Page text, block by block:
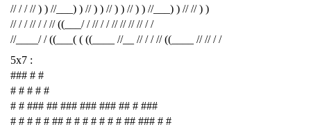
// / / // ) ) //___) ) // ) ) // ) ) // ) ) //___) ) // // ) )
// / / // / / // ((___/ / // / / // // // // / /
//____/ / ((___( ( ((____ //__ // / / // ((____ // // / /
5x7 :
### # #
# # # # #
# # ### ## ### ### ### ## # ###
# # # # # ## # # # # # # # ## ### # #